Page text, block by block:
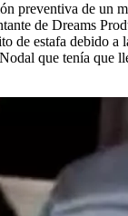
preventiva de un
de Dreams
de estafa debido a
que tenía que